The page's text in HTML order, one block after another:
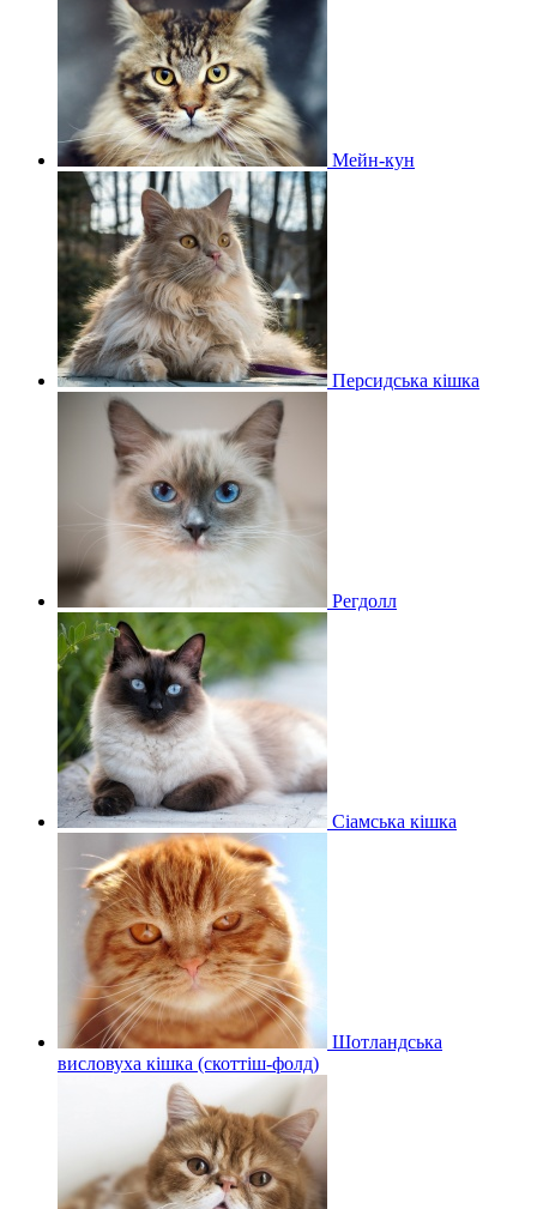
Мейн-кун
Персидська кішка
Регдолл
Сіамська кішка
Шотландська
висловуха кішка (скоттіш-фолд)